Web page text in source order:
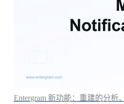
Entergram 新功能：重建的分析